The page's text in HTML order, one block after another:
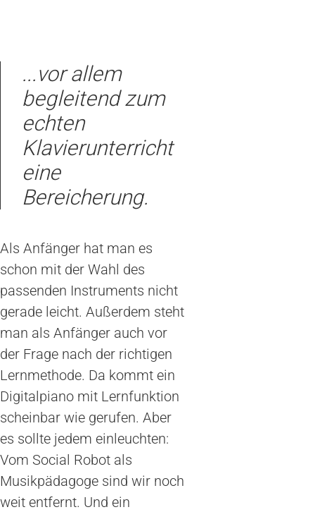
...vor allem
begleitend zum
echten
Klavierunterricht
eine
Bereicherung.
Als Anfänger hat man es
schon mit der Wahl des
passenden Instruments nicht
gerade leicht. Außerdem steht
man als Anfänger auch vor
der Frage nach der richtigen
Lernmethode. Da kommt ein
Digitalpiano mit Lernfunktion
scheinbar wie gerufen. Aber
es sollte jedem einleuchten:
Vom Social Robot als
Musikpädagoge sind wir noch
weit entfernt. Und ein